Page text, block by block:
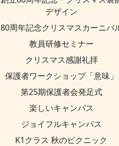
デザイン
80周年記念クリスマスカーニバ
教員研修セミナー
クリスマス感謝礼拝
保護者ワークショップ「意味」
第25期保護者会発足式
楽しいキャンパス
ジョイフルキャンパス
K1クラス 秋のピクニック